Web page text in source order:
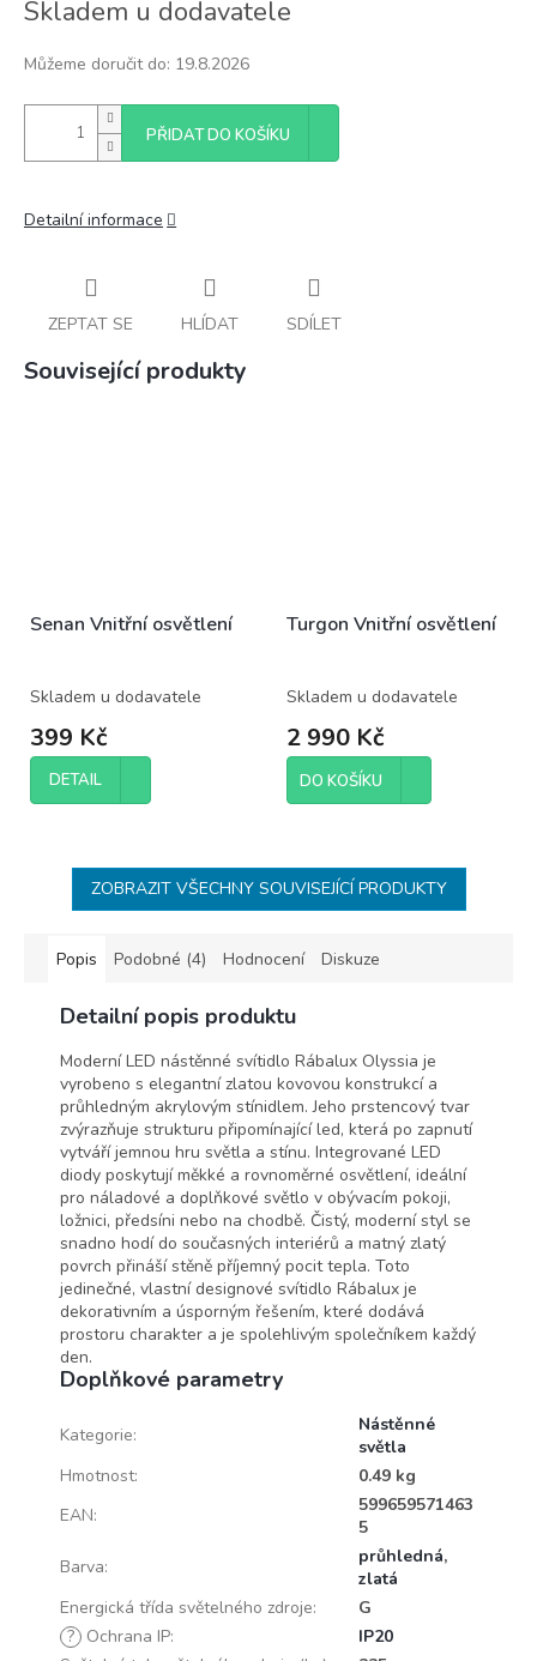
cena:
Skladem u dodavatele
Můžeme doručit do: 19.8.2026
PŘIDAT DO KOŠÍKU
Detailní informace
ZEPTAT SE HLÍDAT SDÍLET
Související produkty
Senan Vnitřní osvětlení
Skladem u dodavatele
399 Kč
DETAIL
Turgon Vnitřní osvětlení
Skladem u dodavatele
2 990 Kč
DO KOŠÍKU
ZOBRAZIT VŠECHNY SOUVISEJÍCÍ PRODUKTY
Popis Podobné (4) Hodnocení Diskuze
Detailní popis produktu
Moderní LED nástěnné svítidlo Rábalux Olyssia je
vyrobeno s elegantní zlatou kovovou konstrukcí a
průhledným akrylovým stínidlem. Jeho prstencový tvar
zvýrazňuje strukturu připomínající led, která po zapnutí
vytváří jemnou hru světla a stínu. Integrované LED
diody poskytují měkké a rovnoměrné osvětlení, ideální
pro náladové a doplňkové světlo v obývacím pokoji,
ložnici, předsíni nebo na chodbě. Čistý, moderní styl se
snadno hodí do současných interiérů a matný zlatý
povrch přináší stěně příjemný pocit tepla. Toto
jedinečné, vlastní designové svítidlo Rábalux je
dekorativním a úsporným řešením, které dodává
prostoru charakter a je spolehlivým společníkem každý
den.
Doplňkové parametry
Kategorie:
Nástěnné
světla
Hmotnost:
0.49 kg
EAN:
599659571463
5
Barva: průhledná,
zlatá
Energická třída světelného zdroje:
G
? Ochrana IP:
IP20